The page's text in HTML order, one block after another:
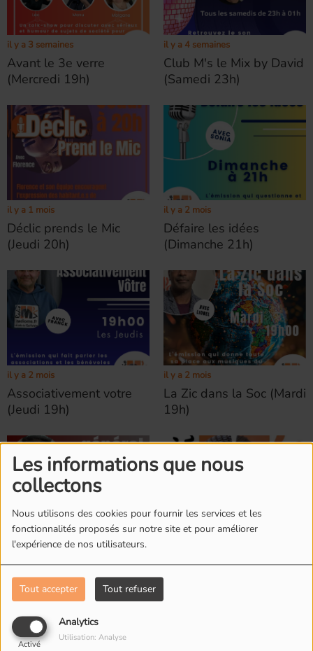
Les informations que nous
collectons
Nous utilisons des cookies pour fournir les services et les
fonctionnalités proposés sur notre site et pour améliorer
l'expérience de nos utilisateurs.
Tout accepter Tout refuser
Analytics
Activé
Utilisation: Analyse
il y a 3 semaines
Avant le 3e verre
(Mercredi 19h)
il y a 4 semaines
Club M's le Mix by David
(Samedi 23h)
il y a 1 mois
Déclic prends le Mic
(Jeudi 20h)
il y a 2 mois
Défaire les idées
(Dimanche 21h)
il y a 2 mois
Associativement votre
(Jeudi 19h)
il y a 2 mois
La Zic dans la Soc (Mardi
19h)
il y a 2 mois
général (Lundi 19h)